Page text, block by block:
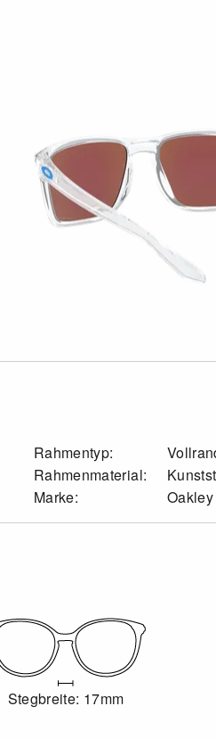
Rahmentyp:
Rahmenmaterial:
Marke:
Oakley
Stegbreite: 17mm